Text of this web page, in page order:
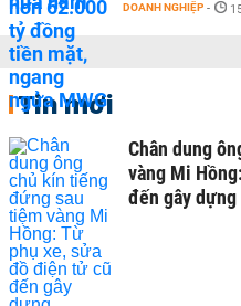
DOANH NGHIỆP -
Tin mới
Chân dung
vàng Mi
đến gây